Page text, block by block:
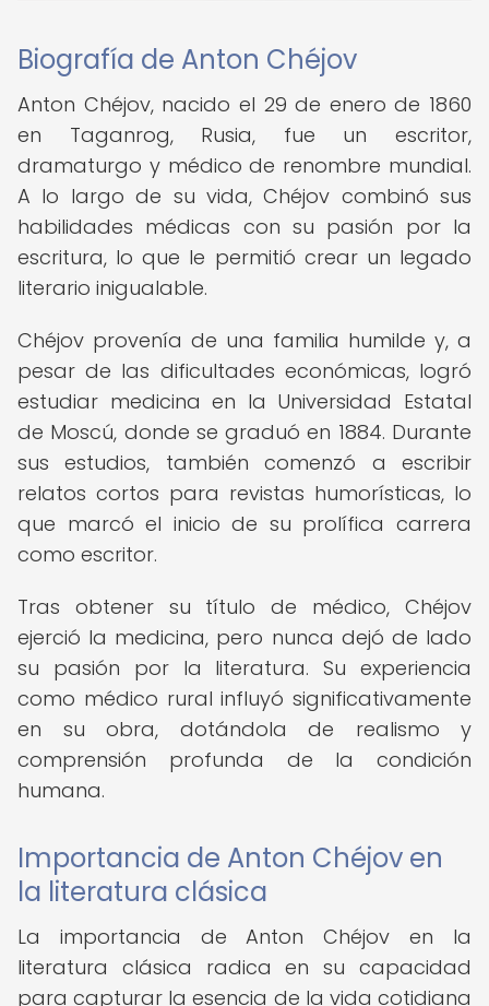
Biografía de Anton Chéjov
Anton Chéjov, nacido el 29 de enero de 1860
en Taganrog, Rusia, fue un escritor,
dramaturgo y médico de renombre mundial.
A lo largo de su vida, Chéjov combinó sus
habilidades médicas con su pasión por la
escritura, lo que le permitió crear un legado
literario inigualable.
Chéjov provenía de una familia humilde y, a
pesar de las dificultades económicas, logró
estudiar medicina en la Universidad Estatal
de Moscú, donde se graduó en 1884. Durante
sus estudios, también comenzó a escribir
relatos cortos para revistas humorísticas, lo
que marcó el inicio de su prolífica carrera
como escritor.
Tras obtener su título de médico, Chéjov
ejerció la medicina, pero nunca dejó de lado
su pasión por la literatura. Su experiencia
como médico rural influyó significativamente
en su obra, dotándola de realismo y
comprensión profunda de la condición
humana.
Importancia de Anton Chéjov en
la literatura clásica
La importancia de Anton Chéjov en la
literatura clásica radica en su capacidad
para capturar la esencia de la vida cotidiana